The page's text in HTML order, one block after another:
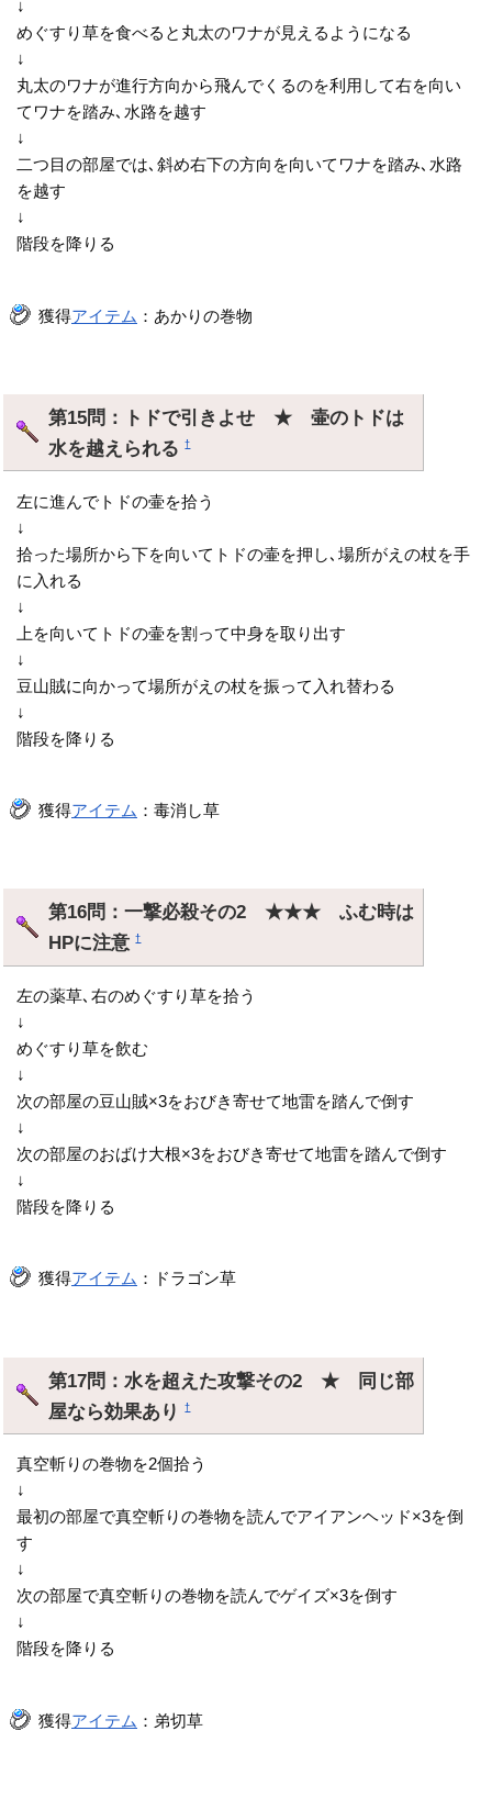
↓
めぐすり草を食べると丸太のワナが見えるようになる
↓
丸太のワナが進行方向から飛んでくるのを利用して右を向い
てワナを踏み､水路を越す
↓
二つ目の部屋では､斜め右下の方向を向いてワナを踏み､水路
を越す
↓
階段を降りる
獲得アイテム ：あかりの巻物
第15問：トドで引きよせ ★ 壷のトドは
水を越えられる†
左に進んでトドの壷を拾う
↓
拾った場所から下を向いてトドの壷を押し､場所がえの杖を手
に入れる
↓
上を向いてトドの壷を割って中身を取り出す
↓
豆山賊に向かって場所がえの杖を振って入れ替わる
↓
階段を降りる
獲得アイテム ：毒消し草
第16問：一撃必殺その2 ★★★ ふむ時は
HPに注意†
左の薬草､右のめぐすり草を拾う
↓
めぐすり草を飲む
↓
次の部屋の豆山賊×3をおびき寄せて地雷を踏んで倒す
↓
次の部屋のおばけ大根×3をおびき寄せて地雷を踏んで倒す
↓
階段を降りる
獲得アイテム ：ドラゴン草
第17問：水を超えた攻撃その2 ★ 同じ部
屋なら効果あり†
真空斬りの巻物を2個拾う
↓
最初の部屋で真空斬りの巻物を読んでアイアンヘッド×3を倒
す
↓
次の部屋で真空斬りの巻物を読んでゲイズ×3を倒す
↓
階段を降りる
獲得アイテム ：弟切草